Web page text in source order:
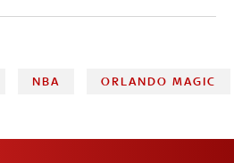
NBA ORLANDO MAGIC